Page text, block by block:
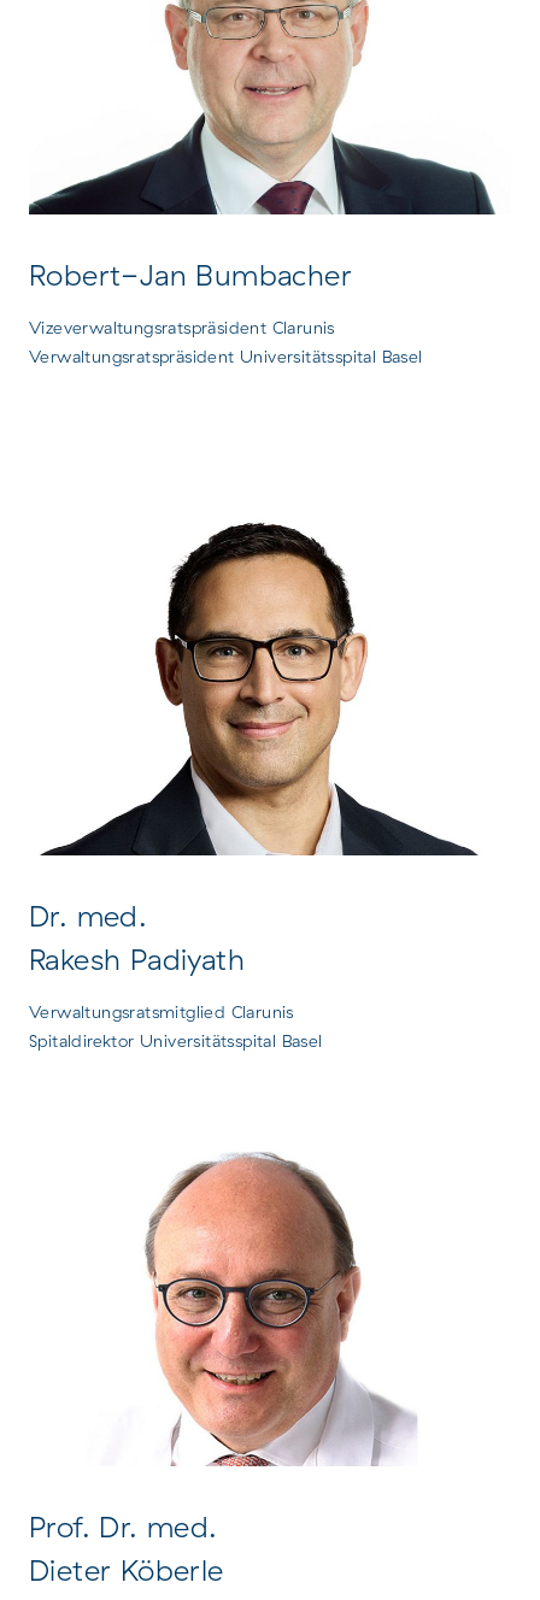
Robert-Jan Bumbacher
Vizeverwaltungsratspräsident Clarunis
Verwaltungsratspräsident Universitätsspital Basel
Dr. med.
Rakesh Padiyath
Verwaltungsratsmitglied Clarunis
Spitaldirektor Universitätsspital Basel
Prof. Dr. med.
Dieter Köberle